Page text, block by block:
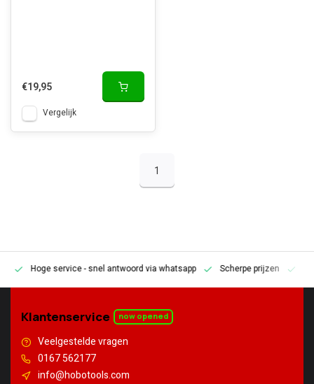
€19,95
Vergelijk
1
Hoge service- snel antwoord via whatsapp Scherpe prijzen
Klantenservice now opened
Veelgestelde vragen
0167 562177
info@hobotools.com